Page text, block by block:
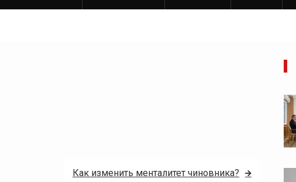
Как изменить менталитет чиновника?